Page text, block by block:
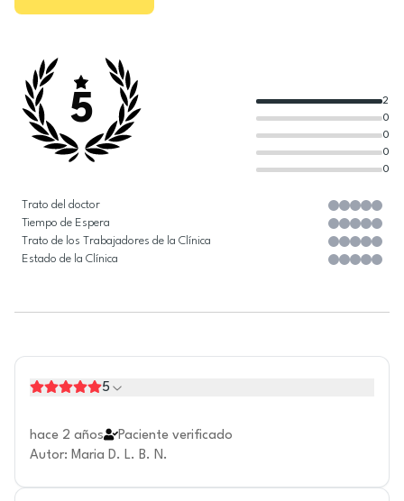
5
0
0
0
0
2
Trato del doctor
Tiempo de Espera
Trato de los Trabajadores de la Clínica
Estado de la Clínica
5
hace 2 años
Paciente verificado
Autor: Maria D. L. B. N.